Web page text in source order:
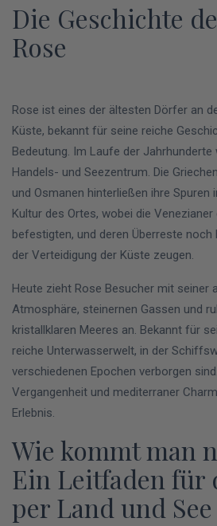
Die Geschichte
Rose
Rose ist eines der ältesten Dörfer an
Küste, bekannt für seine reiche
Bedeutung. Im Laufe der
Handels- und Seezentrum. Die
und Osmanen hinterließen ihre Spuren
Kultur des Ortes, wobei die
befestigten, und deren Überreste noch
der Verteidigung der Küste zeugen.
Heute zieht Rose Besucher mit seiner
Atmosphäre, steinernen Gassen und
kristallklaren Meeres an. Bekannt für
reiche Unterwasserwelt, in der
verschiedenen Epochen verborgen
Vergangenheit und mediterraner
Erlebnis.
Wie kommt man
Ein Leitfaden für
per Land und See